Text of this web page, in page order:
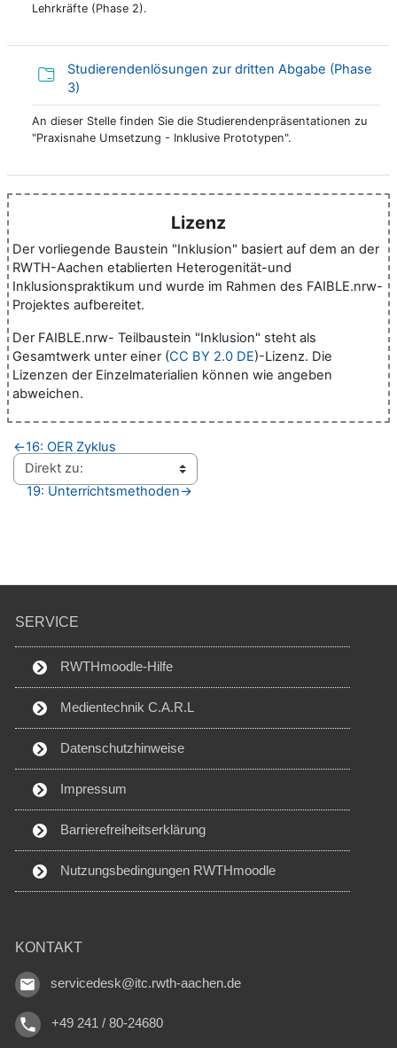
Lehrkräfte (Phase 2).
Studierendenlösungen zur dritten Abgabe (Phase
3)
An dieser Stelle finden Sie die Studierendenpräsentationen zu
"Praxisnahe Umsetzung - Inklusive Prototypen".
Lizenz
Der vorliegende Baustein "Inklusion" basiert auf dem an der
RWTH-Aachen etablierten Heterogenität-und
Inklusionspraktikum und wurde im Rahmen des FAIBLE.nrw-
Projektes aufbereitet.
Der FAIBLE.nrw- Teilbaustein "Inklusion" steht als
Gesamtwerk unter einer (CC BY 2.0 DE)-Lizenz. Die
Lizenzen der Einzelmaterialien können wie angeben
abweichen.
←16: OER Zyklus
→
19: Unterrichtsmethoden
SERVICE
RWTHmoodle-Hilfe
Medientechnik C.A.R.L
Datenschutzhinweise
Impressum
Barrierefreiheitserklärung
Nutzungsbedingungen RWTHmoodle
KONTAKT
servicedesk@itc.rwth-aachen.de
+49 241 / 80-24680